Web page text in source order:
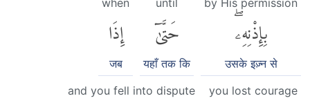
by His permission
بِإِذْنِهِۦۖ
उसके इज़्न से
until
حَتَّىٰٓ
यहाँ तक कि
when
إِذَا
जब
you lost courage
and you fell into dispute